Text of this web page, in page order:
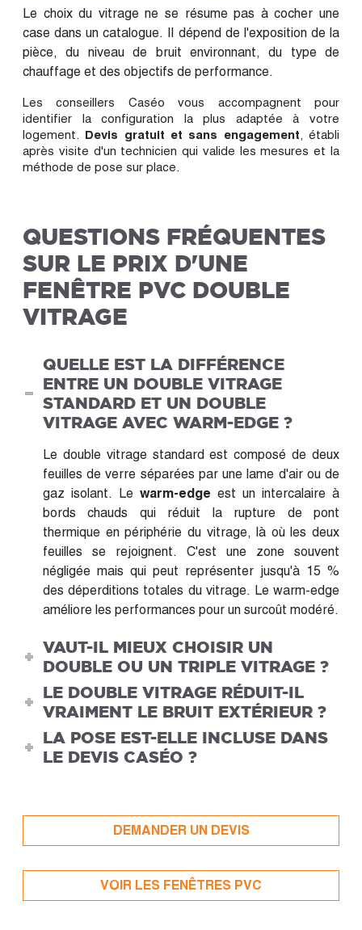
Le choix du vitrage ne se résume pas à cocher une
case dans un catalogue. Il dépend de l'exposition de la
pièce, du niveau de bruit environnant, du type de
chauffage et des objectifs de performance.
Les conseillers Caséo vous accompagnent pour
identifier la configuration la plus adaptée à votre
logement. Devis gratuit et sans engagement, établi
après visite d'un technicien qui valide les mesures et la
méthode de pose sur place.
QUESTIONS FRÉQUENTES
SUR LE PRIX D'UNE
FENÊTRE PVC DOUBLE
VITRAGE
QUELLE EST LA DIFFÉRENCE
ENTRE UN DOUBLE VITRAGE
STANDARD ET UN DOUBLE
VITRAGE AVEC WARM-EDGE ?
Le double vitrage standard est composé de deux
feuilles de verre séparées par une lame d'air ou de
gaz isolant. Le warm-edge est un intercalaire à
bords chauds qui réduit la rupture de pont
thermique en périphérie du vitrage, là où les deux
feuilles se rejoignent. C'est une zone souvent
négligée mais qui peut représenter jusqu'à 15 %
des déperditions totales du vitrage. Le warm-edge
améliore les performances pour un surcoût modéré.
VAUT-IL MIEUX CHOISIR UN
DOUBLE OU UN TRIPLE VITRAGE ?
LE DOUBLE VITRAGE RÉDUIT-IL
VRAIMENT LE BRUIT EXTÉRIEUR ?
LA POSE EST-ELLE INCLUSE DANS
LE DEVIS CASÉO ?
DEMANDER UN DEVIS
VOIR LES FENÊTRES PVC